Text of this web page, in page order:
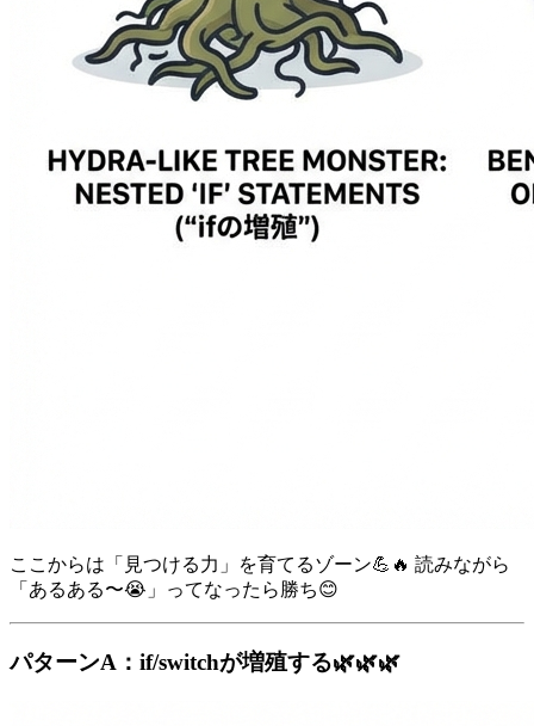
ここからは「見つける力」を育てるゾーン💪🔥 読みながら
「あるある〜😭」ってなったら勝ち😊
パターンA：if/switchが増殖する🌿🌿🌿